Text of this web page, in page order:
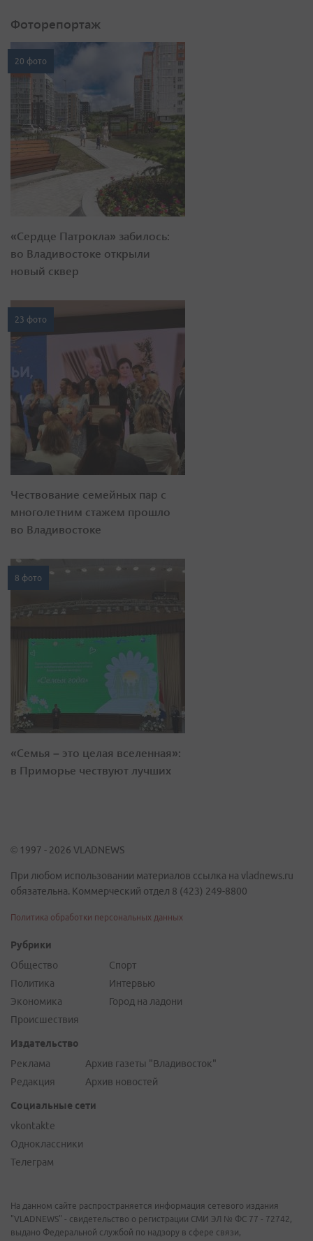
Фоторепортаж
20 фото
«Сердце Патрокла» забилось:
во Владивостоке открыли
новый сквер
23 фото
Чествование семейных пар с
многолетним стажем прошло
во Владивостоке
8 фото
«Семья – это целая вселенная»:
в Приморье чествуют лучших
© 1997 - 2026 VLADNEWS
При любом использовании материалов ссылка на vladnews.ru
обязательна. Коммерческий отдел 8 (423) 249-8800
Политика обработки персональных данных
Рубрики
Общество
Политика
Экономика
Происшествия
Спорт
Интервью
Город на ладони
Издательство
Реклама
Редакция
Архив газеты "Владивосток"
Архив новостей
Социальные сети
vkontakte
Одноклассники
Телеграм
На данном сайте распространяется информация сетевого издания
"VLADNEWS" - свидетельство о регистрации СМИ ЭЛ № ФС 77 - 72742,
выдано Федеральной службой по надзору в сфере связи,